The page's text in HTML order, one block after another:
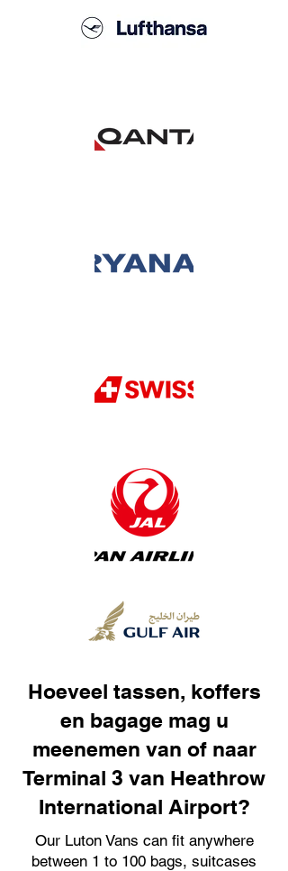
Hoeveel tassen, koffers
en bagage mag u
meenemen van of naar
Terminal 3 van Heathrow
International Airport?
Our Luton Vans can fit anywhere
between 1 to 100 bags, suitcases